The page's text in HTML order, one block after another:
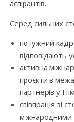
аспірантів.
Серед сильних
потужний
відповідають
активна
проєкти в
партнерів у
співпрація зі
міжнародними